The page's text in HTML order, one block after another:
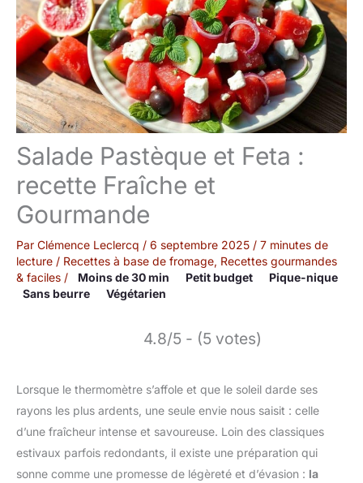
Salade Pastèque et Feta :
recette Fraîche et
Gourmande
Par Clémence Leclercq / 6 septembre 2025 / 7 minutes de
lecture / Recettes à base de fromage, Recettes gourmandes
& faciles / Moins de 30 min Petit budget
Pique-nique
Sans beurre
Végétarien
4.8/5 - (5 votes)
Lorsque le thermomètre s’affole et que le soleil darde ses
rayons les plus ardents, une seule envie nous saisit : celle
d’une fraîcheur intense et savoureuse. Loin des classiques
estivaux parfois redondants, il existe une préparation qui
sonne comme une promesse de légèreté et d’évasion : la